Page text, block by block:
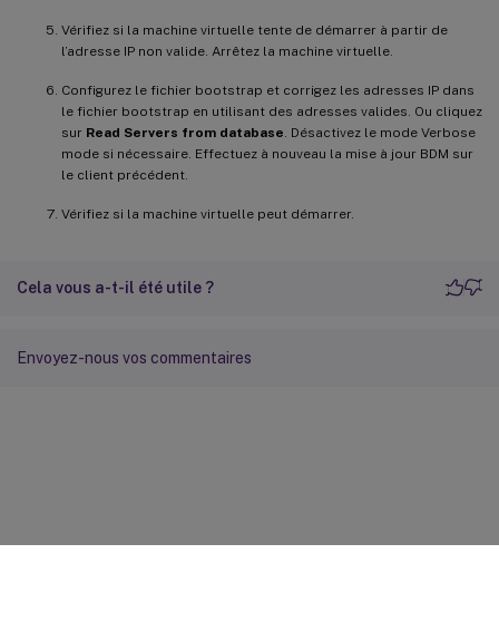
Vérifiez si la machine virtuelle tente de démarrer à partir de
l’adresse IP non valide. Arrêtez la machine virtuelle.
Configurez le fichier bootstrap et corrigez les adresses IP dans
le fichier bootstrap en utilisant des adresses valides. Ou cliquez
sur Read Servers from database . Désactivez le mode Verbose
mode si nécessaire. Effectuez à nouveau la mise à jour BDM sur
le client précédent.
Vérifiez si la machine virtuelle peut démarrer.
Cela vous a-t-il été utile ?
Envoyez-nous vos commentaires